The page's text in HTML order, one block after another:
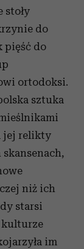
stoły
do
pięść do
ortodoksi.
sztuka
jej relikty
niż ich
starsi
kulturze
im